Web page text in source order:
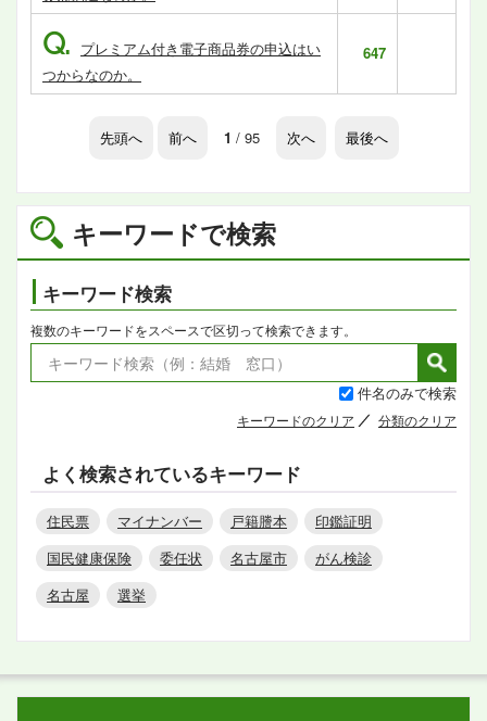
キーワードで検索
キーワード検索
複数のキーワードをスペースで区切って検索できます。
件名のみで検索
キーワードのクリア 分類のクリア
よく検索されているキーワード
住民票 マイナンバー 戸籍謄本
印鑑証明
国民健康保険
委任状 名古屋市
がん検診
名古屋
選挙
Q. プレミアム付き電子商品券の申込はい
つからなのか。
647
先頭へ 前へ 1 / 95 次へ 最後へ